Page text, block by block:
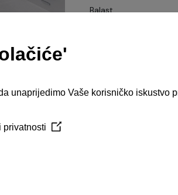
Balast
Više o plovilu
Seafaring 44 Flybridge
elegantni dizajn plovila s